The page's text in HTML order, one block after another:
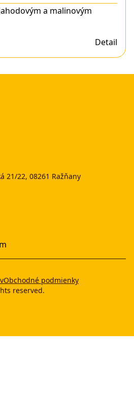
a malinovým
Detail
21/22, 08261 Ražňany
reserved.
Obchodné podmienky